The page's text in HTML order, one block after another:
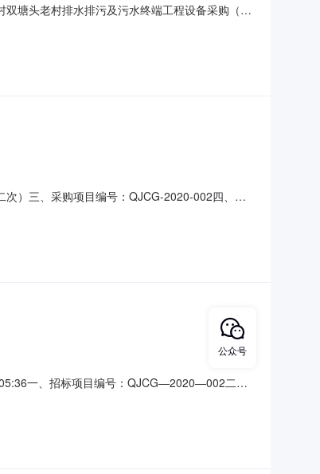
塘头老村排水排污及污水终端工程设备采购（二
交结果：序号标项内容中标供应商中标价备注1
）三、采购项目编号：QJCG-2020-002四、采
：叶双清、雷樟树、郑慧琴、郑军、宣小红十、
一、招标项目编号：QJCG—2020—002二、
中国”网站(www.creditchina.gov
公众号